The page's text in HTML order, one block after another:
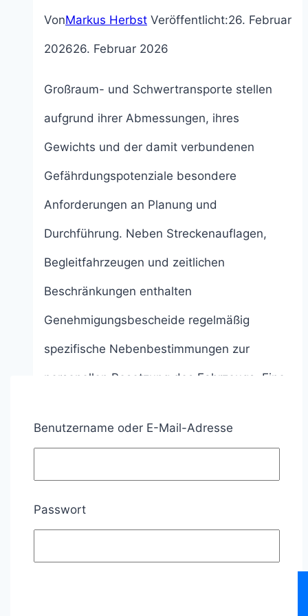
278
und
VonMarkus Herbst Veröffentlicht:26. Februar
202626. Februar 2026
Großraum- und Schwertransporte stellen
aufgrund ihrer Abmessungen, ihres
Gewichts und der damit verbundenen
Gefährdungspotenziale besondere
Anforderungen an Planung und
Durchführung. Neben Streckenauflagen,
Begleitfahrzeugen und zeitlichen
Beschränkungen enthalten
Genehmigungsbescheide regelmäßig
spezifische Nebenbestimmungen zur
personellen Besetzung des Fahrzeugs. Eine
welchen Voraussetzungen ein Beifahrer
WeiterlesenGroßraum-
und
Benutzername oder E-Mail-Adresse
Passwort